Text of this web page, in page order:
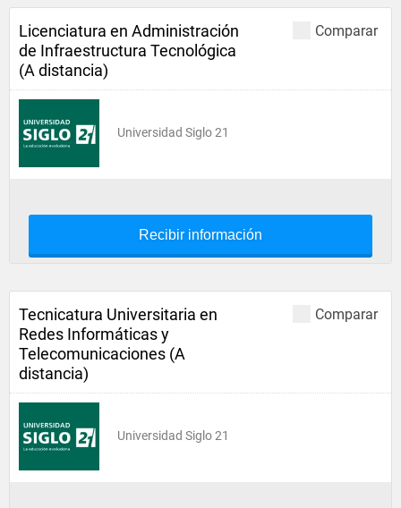
Comparar
Licenciatura en Administración
de Infraestructura Tecnológica
(A distancia)
Universidad Siglo 21
Recibir información
Comparar
Tecnicatura Universitaria en
Redes Informáticas y
Telecomunicaciones (A
distancia)
Universidad Siglo 21